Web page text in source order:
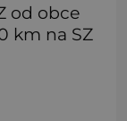
od obce
km na SZ